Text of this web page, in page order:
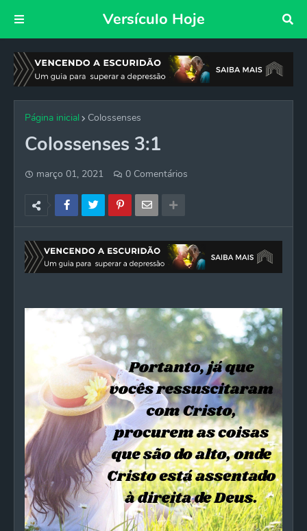
Versículo Hoje
Página inicial Colossenses
Colossenses 3:1
março 01, 2021 0 Comentários